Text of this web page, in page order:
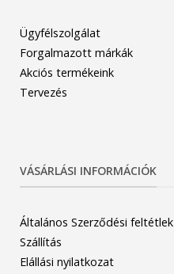
Ügyfélszolgálat
Forgalmazott márkák
Akciós termékeink
Tervezés
VÁSÁRLÁSI INFORMÁCIÓK
Általános Szerződési feltétlek
Szállítás
Elállási nyilatkozat